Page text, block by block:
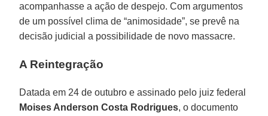
acompanhasse a ação de despejo. Com argumentos
de um possível clima de “animosidade”, se prevê na
decisão judicial a possibilidade de novo massacre.
A Reintegração
Datada em 24 de outubro e assinado pelo juiz federal
Moises Anderson Costa Rodrigues, o documento